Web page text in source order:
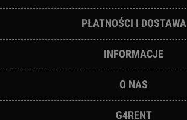
PŁATNOŚCI I DOSTAWA
INFORMACJE
O NAS
G4RENT